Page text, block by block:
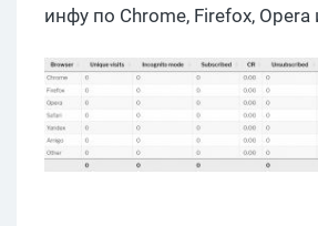
инфу по Chrome, Firefox,